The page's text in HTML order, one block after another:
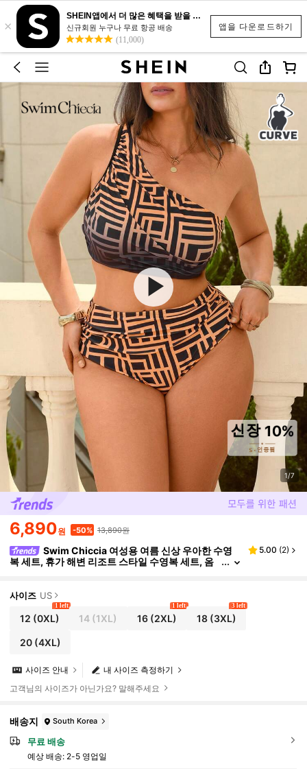
앱을 다운로드하기
×
SHEIN앱에서 더 많은 혜택을 받을 수 있어요.
신규회원 누구나 무료 항공 배송
(11,000)
1/7
6,890원 -50% 13,890원
Swim Chiccia 여성용 여름 신상 우아한 수영
복 세트, 휴가 해변 리조트 스타일 수영복 세트, 옴
복 플러스 사이즈 투피스 수영복 비키니 세트 여성용 플
러스 사이즈
5.00 (2)
사이즈 US
12 (0XL)
1 left
14 (1XL) 16(2XL)
1 left
18(3XL)
3 left
20(4XL)
내 사이즈 측정하기
사이즈 안내
고객님의 사이즈가 아닌가요? 말해주세요
배송지 South Korea
무료 배송
예상 배송: 2-5 영업일